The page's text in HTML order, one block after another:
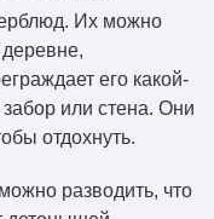
Их можно
его какой-
или стена. Они
отдохнуть.
разводить, что